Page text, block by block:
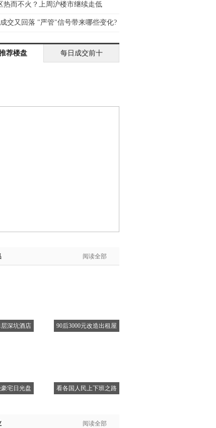
热而不火？上周沪楼市继续走低
交又回落 "严管"信号带来哪些变化?
荐楼盘 每日成交前十
阅读全部
深坑酒店 90后3000元改造出租屋
宅日光盘 看各国人民上下班之路
阅读全部